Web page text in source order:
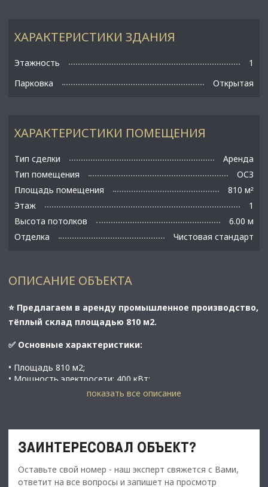
ХАРАКТЕРИСТИКИ ПОМЕЩЕНИЯ
Тип сделки
Аренда
Тип помещения
ОСЗ
Площадь помещения
810 м²
Этаж
1
Высота потолков
6.00 м
Отделка
Чистовая стандарт
ХАРАКТЕРИСТИКИ ЗДАНИЯ
Этажность
1
Парковка
Открытая
ОПИСАНИЕ ОБЪЕКТА
⭐ Предлагаем в аренду промышленное производство,
тёплый склад площадью 810 м2.
✅ Основные характеристики:
• Площадь 810 м2;
• Мощность электросети: 400 кВт;
• Высота потолков 6 м;
Бесплатный въезд на территорию
Наличие столовой на объекте
Технический персонал на объекте 24/7​​​​​​​
показать все описание
ЗАИНТЕРЕСОВАЛ ОБЪЕКТ?
Оставьте свой номер - наш эксперт свяжется с Вами,
ответит на все вопросы и запишет на просмотр